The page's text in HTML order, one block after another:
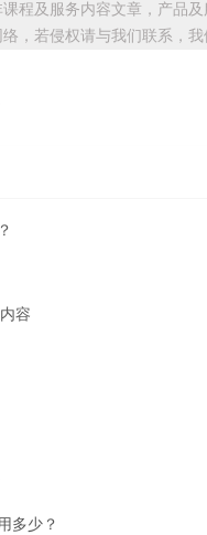
程及服务内容文章，产品
，若侵权请与我们联系，我
容
多少？